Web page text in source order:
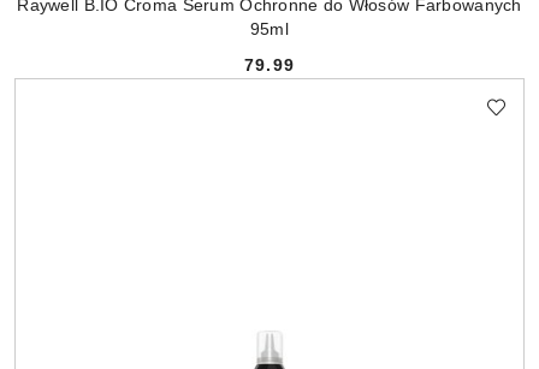
Raywell B.IO Croma Serum Ochronne do Włosów Farbowanych
95ml
Cena:
79.99